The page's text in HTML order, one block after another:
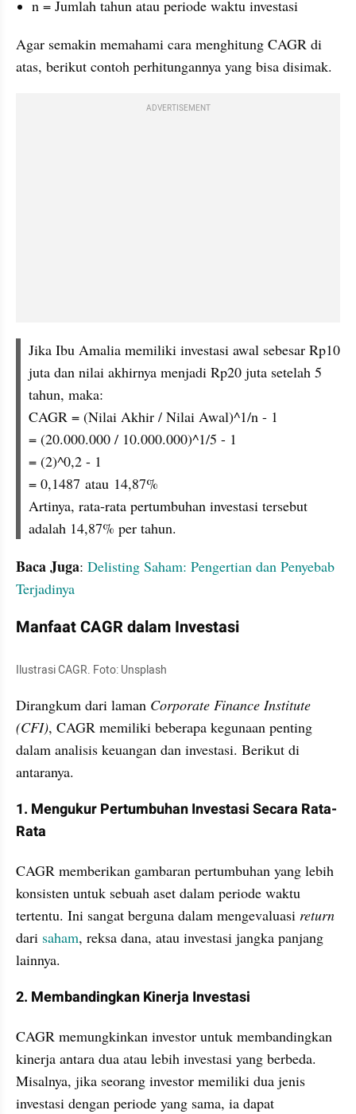
n = Jumlah tahun atau periode waktu investasi
Agar semakin memahami cara menghitung CAGR di
atas, berikut contoh perhitungannya yang bisa disimak.
ADVERTISEMENT
Jika Ibu Amalia memiliki investasi awal sebesar Rp10
juta dan nilai akhirnya menjadi Rp20 juta setelah 5
tahun, maka:
CAGR = (Nilai Akhir / Nilai Awal)^1/n - 1
= (20.000.000 / 10.000.000)^1/5 - 1
= (2)^0,2 - 1
= 0,1487 atau 14,87%
Artinya, rata-rata pertumbuhan investasi tersebut
adalah 14,87% per tahun.
Baca Juga: Delisting Saham: Pengertian dan Penyebab
Terjadinya
Manfaat CAGR dalam Investasi
Ilustrasi CAGR. Foto: Unsplash
Dirangkum dari laman Corporate Finance Institute
(CFI), CAGR memiliki beberapa kegunaan penting
dalam analisis keuangan dan investasi. Berikut di
antaranya.
1. Mengukur Pertumbuhan Investasi Secara Rata-
Rata
CAGR memberikan gambaran pertumbuhan yang lebih
konsisten untuk sebuah aset dalam periode waktu
tertentu. Ini sangat berguna dalam mengevaluasi return
dari saham, reksa dana, atau investasi jangka panjang
lainnya.
2. Membandingkan Kinerja Investasi
CAGR memungkinkan investor untuk membandingkan
kinerja antara dua atau lebih investasi yang berbeda.
Misalnya, jika seorang investor memiliki dua jenis
investasi dengan periode yang sama, ia dapat